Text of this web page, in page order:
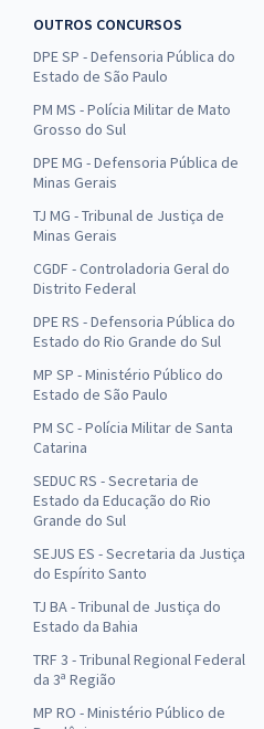
OUTROS CONCURSOS
DPE SP - Defensoria Pública do
Estado de São Paulo
PM MS - Polícia Militar de Mato
Grosso do Sul
DPE MG - Defensoria Pública de
Minas Gerais
TJ MG - Tribunal de Justiça de
Minas Gerais
CGDF - Controladoria Geral do
Distrito Federal
DPE RS - Defensoria Pública do
Estado do Rio Grande do Sul
MP SP - Ministério Público do
Estado de São Paulo
PM SC - Polícia Militar de Santa
Catarina
SEDUC RS - Secretaria de
Estado da Educação do Rio
Grande do Sul
SEJUS ES - Secretaria da Justiça
do Espírito Santo
TJ BA - Tribunal de Justiça do
Estado da Bahia
TRF 3 - Tribunal Regional Federal
da 3ª Região
MP RO - Ministério Público de